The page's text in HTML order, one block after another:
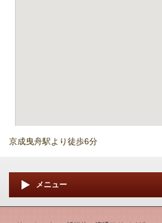
大きな地図で見る
京成曳舟駅より徒歩6分
メニュー